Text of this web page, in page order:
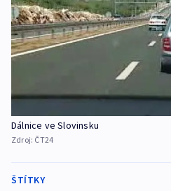
Dálnice ve Slovinsku
Zdroj: ČT24
ŠTÍTKY